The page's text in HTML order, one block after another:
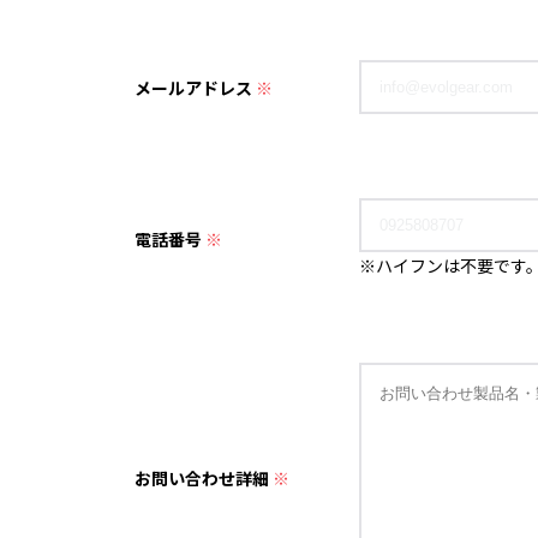
メールアドレス ※
電話番号 ※
※ハイフンは不要です
お問い合わせ詳細 ※